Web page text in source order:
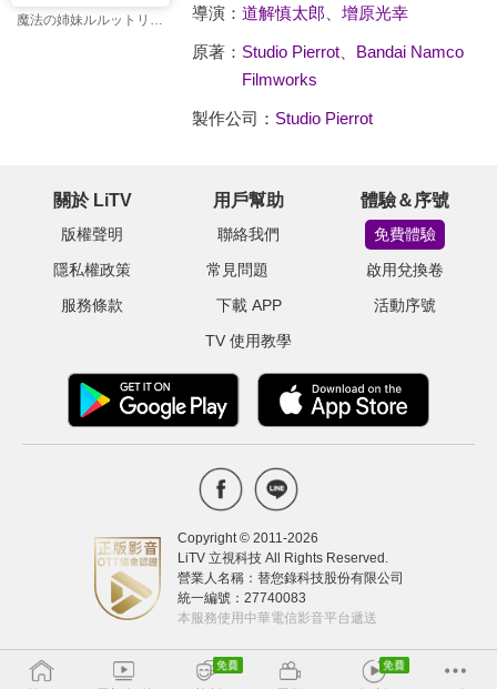
導演： 道解慎太郎 增原光幸
原著： Studio Pierrot、 Bandai Namco
Filmworks
製作公司： Studio Pierrot
關於 LiTV
版權聲明
隱私權政策
服務條款
用戶幫助
聯絡我們
常見問題
下載 APP
TV 使用教學
體驗＆序號
免費體驗
啟用兌換卷
活動序號
Copyright © 2011-2026
LiTV 立視科技 All Rights Reserved.
營業人名稱：替您錄科技股份有限公司
統一編號：27740083
本服務使用中華電信影音平台遞送